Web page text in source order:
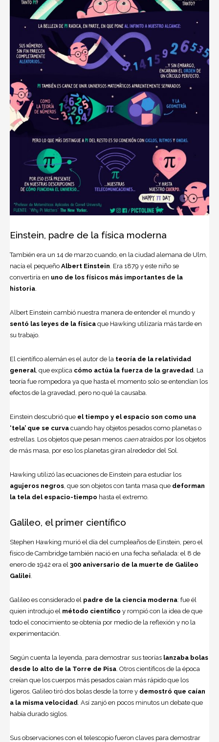
Einstein, padre de la física moderna
También era un 14 de marzo cuando, en la ciudad alemana de Ulm,
nacía el pequeño Albert Einstein. Era 1879 y este niño se
convertiría en uno de los físicos más importantes de la
historia.
Albert Einstein cambió nuestra manera de entender el mundo y
sentó las leyes de la física que Hawking utilizaría más tarde en
su trabajo.
El científico alemán es el autor de la teoría de la relatividad
general, que explica cómo actúa la fuerza de la gravedad. La
teoría fue rompedora ya que hasta el momento solo se entendían los
efectos de la gravedad, pero no qué la causaba.
Einstein descubrió que el tiempo y el espacio son como una
‘tela’ que se curva cuando hay objetos pesados como planetas o
estrellas. Los objetos que pesan menos caen atraídos por los objetos
de más masa, por eso los planetas giran alrededor del Sol.
Hawking utilizó las ecuaciones de Einstein para estudiar los
agujeros negros, que son objetos con tanta masa que deforman
la tela del espacio-tiempo hasta el extremo.
Galileo, el primer científico
Stephen Hawking murió el día del cumpleaños de Einstein, pero el
físico de Cambridge también nació en una fecha señalada: el 8 de
enero de 1942 era el 300 aniversario de la muerte de Galileo
Galilei.
Galileo es considerado el padre de la ciencia moderna: fue él
quien introdujo el método científico y rompió con la idea de que
todo el conocimiento se obtenía por medio de la reflexión y no la
experimentación.
Según cuenta la leyenda, para demostrar sus teorías lanzaba bolas
desde lo alto de la Torre de Pisa. Otros científicos de la época
creían que los cuerpos más pesados caían más rápido que los
ligeros. Galileo tiró dos bolas desde la torre y demostró que caían
a la misma velocidad. Así zanjó en pocos minutos un debate que
había durado siglos.
Sus observaciones con el telescopio fueron claves para demostrar